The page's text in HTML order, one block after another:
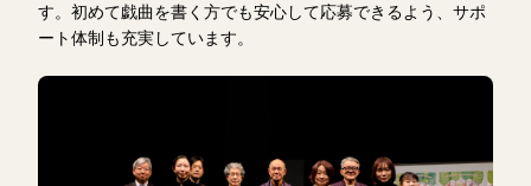
す。初めて戯曲を書く方でも安心して応募できるよう、サポ
ート体制も充実しています。